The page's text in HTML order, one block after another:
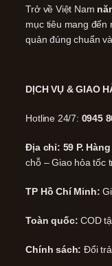
Trở về Việt Nam
mục tiêu mang
quản đúng chuẩn
DỊCH VỤ & GIAO
Hotline 24/7: 0945
Địa chỉ: 59 P.
chỗ – Giao hỏa tốc
TP Hồ Chí Minh:
Toàn quốc: COD
Chính sách: Đổi